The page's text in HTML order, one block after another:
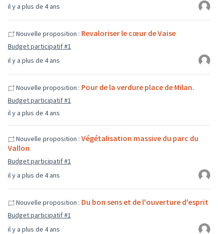
il y a plus de 4 ans
il y a plus de 4 ans
Nouvelle proposition : Revaloriser le cœur de Vaise
Budget participatif #1
il y a plus de 4 ans
Nouvelle proposition : Pour de la verdure place de Milan.
Budget participatif #1
il y a plus de 4 ans
Nouvelle proposition : Végétalisation massive du parc du
Vallon
Budget participatif #1
il y a plus de 4 ans
Nouvelle proposition : Du bon sens et de l'ouverture d'esprit
Budget participatif #1